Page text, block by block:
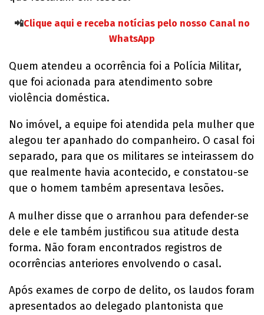
📲Clique aqui e receba notícias pelo nosso Canal no
WhatsApp
Quem atendeu a ocorrência foi a Polícia Militar,
que foi acionada para atendimento sobre
violência doméstica.
No imóvel, a equipe foi atendida pela mulher que
alegou ter apanhado do companheiro. O casal foi
separado, para que os militares se inteirassem do
que realmente havia acontecido, e constatou-se
que o homem também apresentava lesões.
A mulher disse que o arranhou para defender-se
dele e ele também justificou sua atitude desta
forma. Não foram encontrados registros de
ocorrências anteriores envolvendo o casal.
Após exames de corpo de delito, os laudos foram
apresentados ao delegado plantonista que